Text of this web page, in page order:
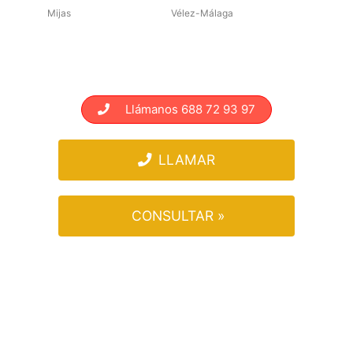
Mijas
Vélez-Málaga
Llámanos 688 72 93 97
LLAMAR
CONSULTAR »